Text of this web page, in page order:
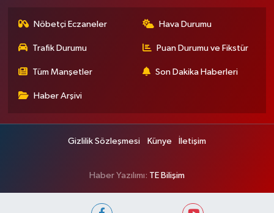
Nöbetçi Eczaneler Hava Durumu
Trafik Durumu Puan Durumu ve Fikstür
Tüm Manşetler Son Dakika Haberleri
Haber Arşivi
Gizlilik Sözleşmesi Künye İletişim
Haber Yazılımı: TE Bilişim